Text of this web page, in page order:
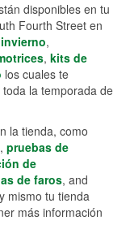
disponibles en tu
Fourth Street en
,
, kits de
los cuales te
la temporada de
la tienda, como
, pruebas de
de
de faros, and
mismo tu tienda
más información